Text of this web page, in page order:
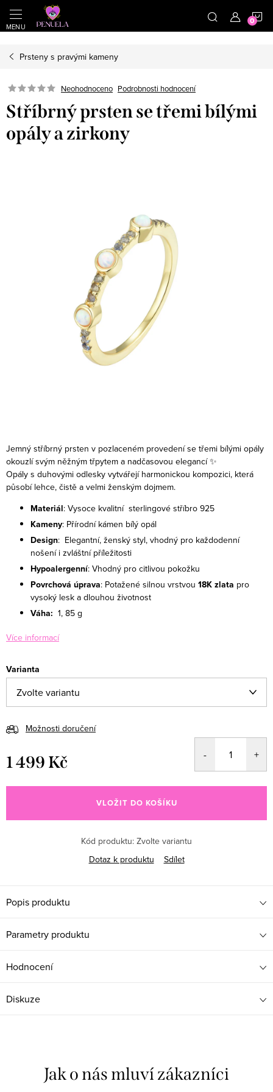
https://cz.pinterest.com/shoppenuela/
Přejít na obsah
Prsteny s pravými kameny
Neohodnoceno Podrobnosti hodnocení
Stříbrný prsten se třemi bílými
opály a zirkony
Jemný stříbrný prsten v pozlaceném provedení se třemi bílými opály
okouzlí svým něžným třpytem a nadčasovou elegancí ✨
Opály s duhovými odlesky vytvářejí harmonickou kompozici, která
působí lehce, čistě a velmi ženským dojmem.
Materiál: Vysoce kvalitní sterlingové stříbro 925
Kameny: Přírodní kámen bílý opál
Design: Elegantní, ženský styl, vhodný pro každodenní
nošení i zvláštní příležitosti
Hypoalergenní: Vhodný pro citlivou pokožku
Povrchová úprava: Potažené silnou vrstvou 18K zlata pro
vysoký lesk a dlouhou životnost
Váha: 1, 85 g
Více informací
Varianta
Možnosti doručení
1 499 Kč
VLOŽIT DO KOŠÍKU
Kód produktu: Zvolte variantu
Dotaz k produktu
Sdílet
Popis produktu
Parametry produktu
Hodnocení
Diskuze